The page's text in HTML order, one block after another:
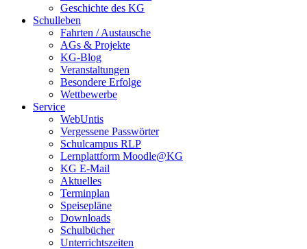
Geschichte des KG
Schulleben
Fahrten / Austausche
AGs & Projekte
KG-Blog
Veranstaltungen
Besondere Erfolge
Wettbewerbe
Service
WebUntis
Vergessene Passwörter
Schulcampus RLP
Lernplattform Moodle@KG
KG E-Mail
Aktuelles
Terminplan
Speisepläne
Downloads
Schulbücher
Unterrichtszeiten